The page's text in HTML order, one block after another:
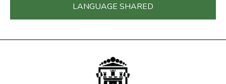
LANGUAGE SHARED